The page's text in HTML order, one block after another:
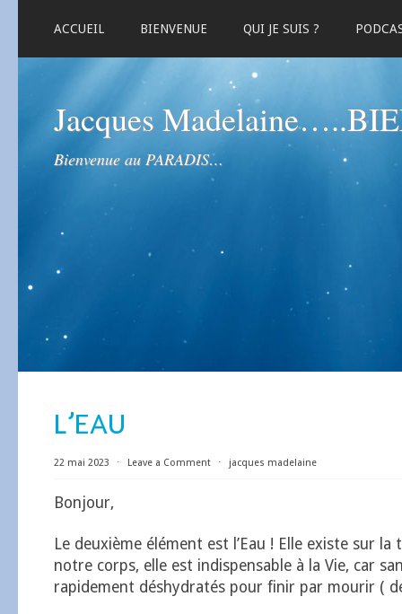
ACCUEIL BIENVENUE QUI JE SUIS ?
Jacques
Bienvenue au PARADIS…
L’EAU
22 mai 2023 ⋅ Leave a Comment ⋅ jacques madelaine
Bonjour,
Le deuxième élément est l’Eau ! Elle existe sur
notre corps, elle est indispensable à la Vie, car
rapidement déshydratés pour finir par mourir (